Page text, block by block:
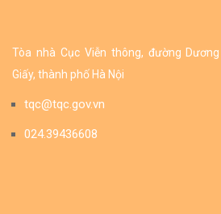
Tòa nhà Cục Viễn thông, đường
Giấy, thành phố Hà Nội
tqc@tqc.gov.vn
024.39436608